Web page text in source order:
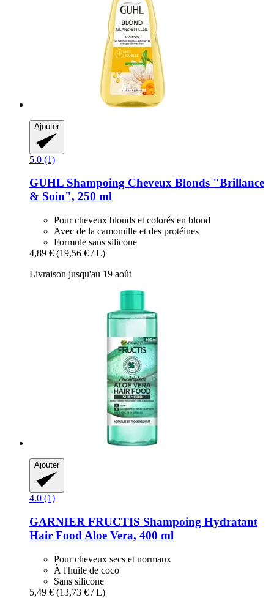
Ajouter
5.0 (1)
GUHL Shampoing Cheveux Blonds "Brillance
& Soin", 250 ml
Pour cheveux blonds et colorés en blond
Avec de la camomille et des protéines
Formule sans silicone
4,89 € (19,56 € / L)
Livraison jusqu'au 19 août
Ajouter
4.0 (1)
GARNIER FRUCTIS Shampoing Hydratant
Hair Food Aloe Vera, 400 ml
Pour cheveux secs et normaux
À l'huile de coco
Sans silicone
5,49 € (13,73 € / L)